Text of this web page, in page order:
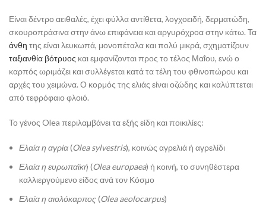
Είναι δέντρο αειθαλές, έχει φύλλα αντίθετα, λογχοειδή, δερματώδη,
σκουροπράσινα στην άνω επιφάνεια και αργυρόχροα στην κάτω. Τα
άνθη της είναι λευκωπά, μονοπέταλα και πολύ μικρά, σχηματίζουν
ταξιανθία βότρυος και εμφανίζονται προς το τέλος Μαΐου, ενώ ο
καρπός ωριμάζει και συλλέγεται κατά τα τέλη του φθινοπώρου και
αρχές του χειμώνα. Ο κορμός της ελιάς είναι οζώδης και καλύπτεται
από τεφρόφαιο φλοιό.
Το γένος Olea περιλαμβάνει τα εξής είδη και ποικιλίες:
Ελαία η αγρία(Olea sylvestris), κοινώς αγρελιά ή αγρελίδι
Ελαία η ευρωπαϊκή (Olea europaea) ή κοινή, το συνηθέστερα
καλλιεργούμενο είδος ανά τον Κόσμο
Ελαία η αιολόκαρπος(Olea aeolocarpus)